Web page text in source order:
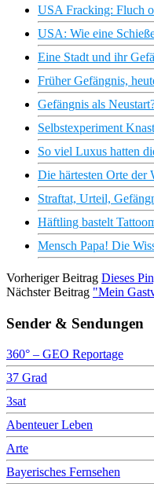
USA Fracking: Fluch
USA: Wie eine
Eine Stadt und ihr
Früher Gefängnis,
Gefängnis als
Selbstexperiment
So viel Luxus hatten
Die härtesten Orte
Straftat, Urteil,
Häftling bastelt
Mensch Papa! Die
Vorheriger Beitrag Dieses
Nächster Beitrag "Mein
Sender & Sendungen
360° – GEO Reportage
37 Grad
3sat
Abenteuer Leben
Arte
Bayerisches Fernsehen